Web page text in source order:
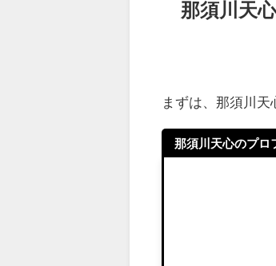
那須川天
まずは、那須川天
那須川天心のプロ